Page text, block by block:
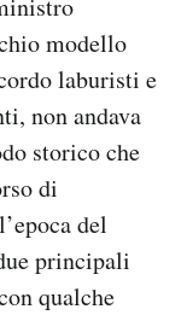
modello
laburisti e
non andava
storico che
di
del
principali
qualche